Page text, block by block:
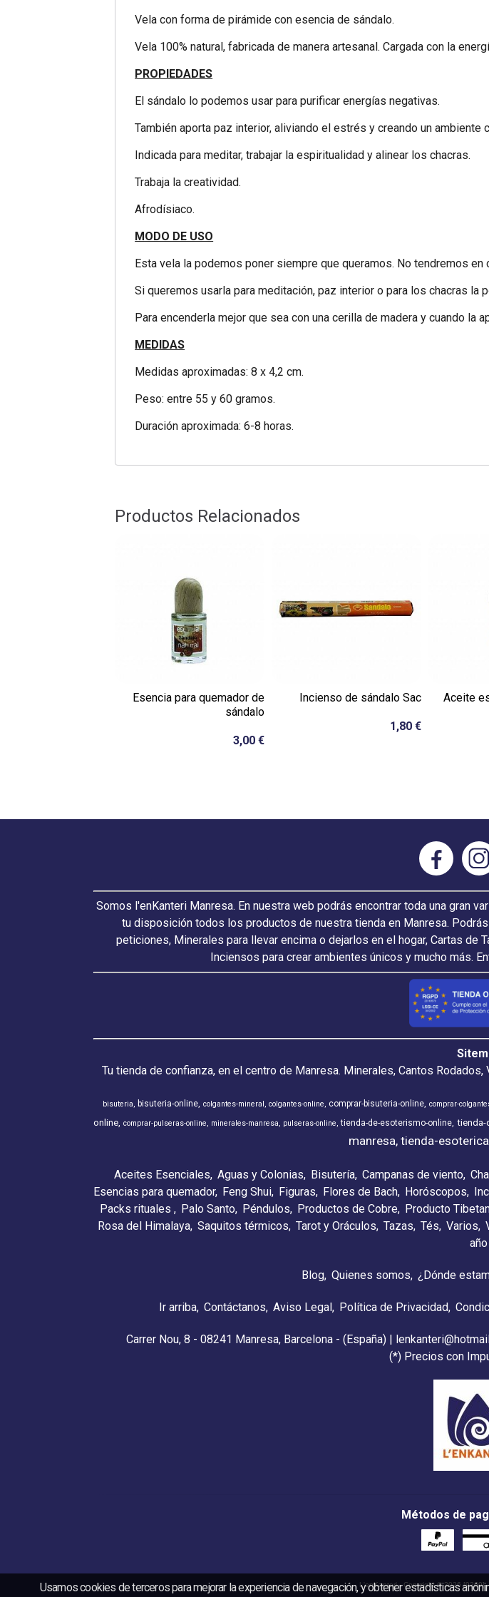
Vela con forma de pirámide con esencia de sándalo.
Vela 100% natural, fabricada de manera artesanal. Cargada con la
PROPIEDADES
El sándalo lo podemos usar para purificar energías negativas.
También aporta paz interior, aliviando el estrés y creando un ambiente
Indicada para meditar, trabajar la espiritualidad y alinear los chacras.
Trabaja la creatividad.
Afrodísiaco.
MODO DE USO
Esta vela la podemos poner siempre que queramos. No tendremos en
Si queremos usarla para meditación, paz interior o para los chacras
Para encenderla mejor que sea con una cerilla de madera y cuando la
MEDIDAS
Medidas aproximadas: 8 x 4,2 cm.
Peso: entre 55 y 60 gramos.
Duración aproximada: 6-8 horas.
Productos Relacionados
Esencia para quemador de
sándalo
3,00 €
Incienso de sándalo Sac
1,80 €
Aceite
Somos l'enKanteri Manresa. En nuestra web podrás encontrar toda una gran
tu disposición todos los productos de nuestra tienda en Manresa.
peticiones, Minerales para llevar encima o dejarlos en el hogar, Cartas de
Inciensos para crear ambientes únicos y mucho más.
Tu tienda de confianza, en el centro de Manresa. Minerales, Cantos
bisuteria bisuteria-online colgantes-mineral colgantes-online comprar-bisuteria-online comprar-
online comprar-pulseras-online minerales-manresa pulseras-online tienda-de-esoterismo-online tienda-
manresa tienda-
Aceites Esenciales Aguas y Colonias Bisutería Campanas de viento
Esencias para quemador Feng Shui Figuras Flores de Bach Horóscopos
Packs rituales Palo Santo Péndulos Productos de Cobre Producto
Rosa del Himalaya Saquitos térmicos Tarot y Oráculos Tazas Tés Varios
año
Blog Quienes somos ¿Dónde
Ir arriba Contáctanos Aviso Legal Política de Privacidad
Carrer Nou, 8 - 08241 Manresa, Barcelona - (España) |
(*) Precios con
Métodos de
L'enKanteri- Copyright © 2026 [9269]
Usamos cookies de terceros para mejorar la experiencia de navegación, y obtener estadísticas